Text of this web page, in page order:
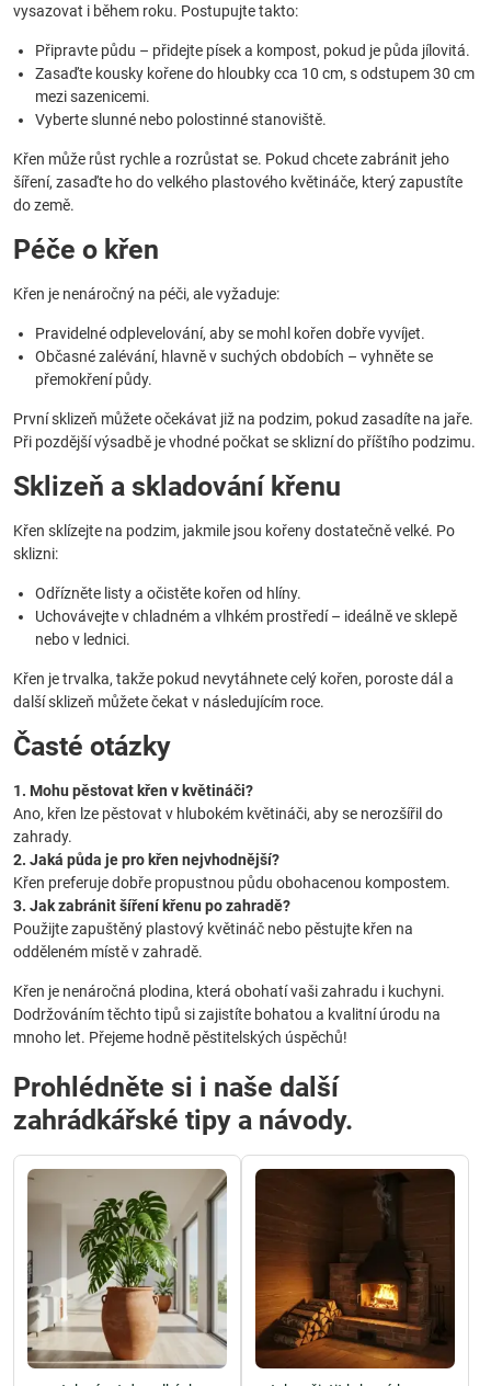
vysazovat i během roku. Postupujte takto:
Připravte půdu – přidejte písek a kompost, pokud je půda jílovitá.
Zasaďte kousky kořene do hloubky cca 10 cm, s odstupem 30 cm
mezi sazenicemi.
Vyberte slunné nebo polostinné stanoviště.
Křen může růst rychle a rozrůstat se. Pokud chcete zabránit jeho
šíření, zasaďte ho do velkého plastového květináče, který zapustíte
do země.
Péče o křen
Křen je nenáročný na péči, ale vyžaduje:
Pravidelné odplevelování, aby se mohl kořen dobře vyvíjet.
Občasné zalévání, hlavně v suchých obdobích – vyhněte se
přemokření půdy.
První sklizeň můžete očekávat již na podzim, pokud zasadíte na jaře.
Při pozdější výsadbě je vhodné počkat se sklizní do příštího podzimu.
Sklizeň a skladování křenu
Křen sklízejte na podzim, jakmile jsou kořeny dostatečně velké. Po
sklizni:
Odřízněte listy a očistěte kořen od hlíny.
Uchovávejte v chladném a vlhkém prostředí – ideálně ve sklepě
nebo v lednici.
Křen je trvalka, takže pokud nevytáhnete celý kořen, poroste dál a
další sklizeň můžete čekat v následujícím roce.
Časté otázky
1. Mohu pěstovat křen v květináči?
Ano, křen lze pěstovat v hlubokém květináči, aby se nerozšířil do
zahrady.
2. Jaká půda je pro křen nejvhodnější?
Křen preferuje dobře propustnou půdu obohacenou kompostem.
3. Jak zabránit šíření křenu po zahradě?
Použijte zapuštěný plastový květináč nebo pěstujte křen na
odděleném místě v zahradě.
Křen je nenáročná plodina, která obohatí vaši zahradu i kuchyni.
Dodržováním těchto tipů si zajistíte bohatou a kvalitní úrodu na
mnoho let. Přejeme hodně pěstitelských úspěchů!
Prohlédněte si i naše další
zahrádkářské tipy a návody.